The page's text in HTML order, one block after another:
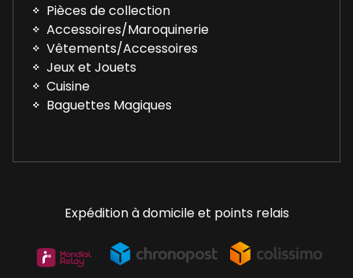
Pièces de collection
Accessoires/Maroquinerie
Vêtements/Accessoires
Jeux et Jouets
Cuisine
Baguettes Magiques
Expédition à domicile et points relais